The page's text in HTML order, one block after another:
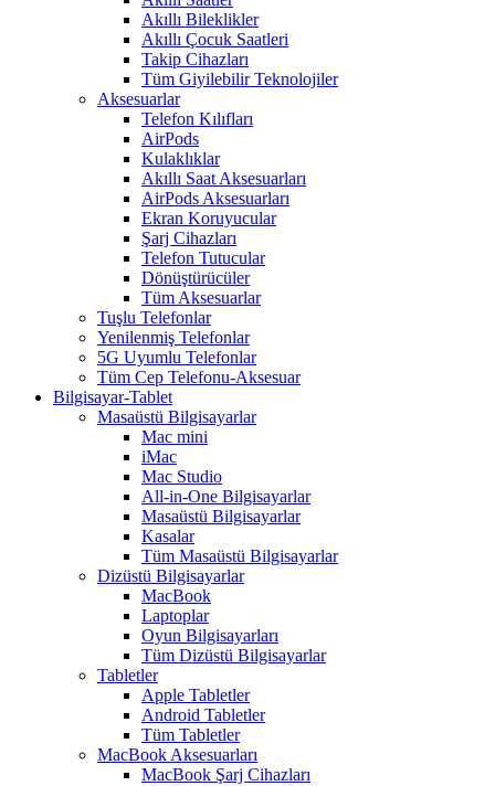
Akıllı Bileklikler
Akıllı Çocuk Saatleri
Takip Cihazları
Tüm Giyilebilir Teknolojiler
Aksesuarlar
Telefon Kılıfları
AirPods
Kulaklıklar
Akıllı Saat Aksesuarları
AirPods Aksesuarları
Ekran Koruyucular
Şarj Cihazları
Telefon Tutucular
Dönüştürücüler
Tüm Aksesuarlar
Tuşlu Telefonlar
Yenilenmiş Telefonlar
5G Uyumlu Telefonlar
Tüm Cep Telefonu-Aksesuar
Bilgisayar-Tablet
Masaüstü Bilgisayarlar
Mac mini
iMac
Mac Studio
All-in-One Bilgisayarlar
Masaüstü Bilgisayarlar
Kasalar
Tüm Masaüstü Bilgisayarlar
Dizüstü Bilgisayarlar
MacBook
Laptoplar
Oyun Bilgisayarları
Tüm Dizüstü Bilgisayarlar
Tabletler
Apple Tabletler
Android Tabletler
Tüm Tabletler
MacBook Aksesuarları
MacBook Şarj Cihazları